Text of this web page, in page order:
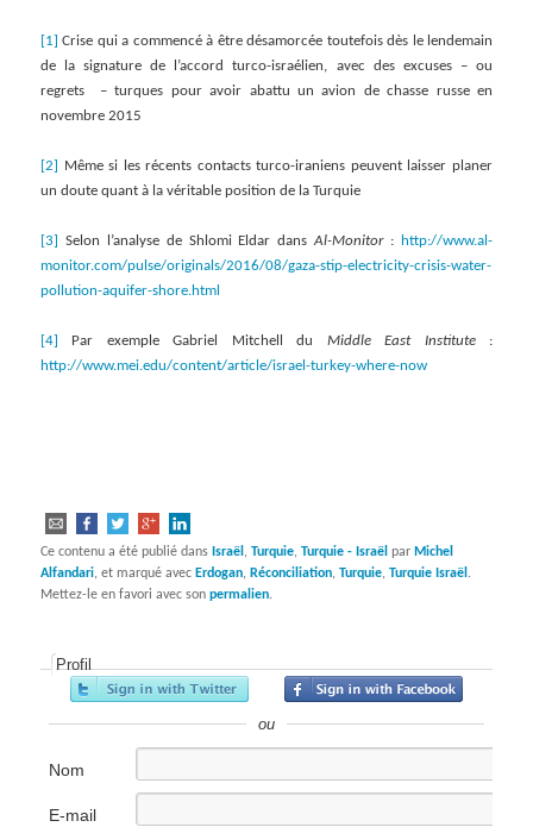
[1] Crise qui a commencé à être désamorcée toutefois dès le lendemain
de la signature de l’accord turco-israélien, avec des excuses – ou
regrets – turques pour avoir abattu un avion de chasse russe en
novembre 2015
[2]
Même si les récents contacts turco-iraniens peuvent laisser planer
un doute quant à la véritable position de la Turquie
[3] Selon l’analyse de Shlomi Eldar dansAl-Monitor:
http://www.al-
monitor.com/pulse/originals/2016/08/gaza-stip-electricity-crisis-water-
pollution-aquifer-shore.html
[4] Par exemple Gabriel Mitchell du Middle East Institute:
http://www.mei.edu/content/article/israel-turkey-where-now
Ce contenu a été publié dans Israël ,Turquie,Turquie - Israël par Michel
Alfandari, et marqué avec Erdogan, Réconciliation,Turquie,Turquie Israël .
Mettez-le en favori avec sonpermalien.
Profil
ou
Nom
E-mail